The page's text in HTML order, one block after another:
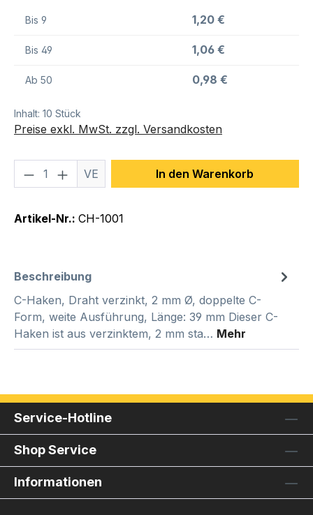
Bis 9 1,20 €
Bis 49 1,06 €
Ab 50 0,98 €
Inhalt: 10 Stück
Preise exkl. MwSt. zzgl. Versandkosten
Produkt Anzahl: Gib den
VE In den Warenkorb
Artikel-Nr.: CH-1001
Beschreibung
C-Haken, Draht verzinkt, 2 mm Ø, doppelte C-
Form, weite Ausführung, Länge: 39 mm Dieser C-
Haken ist aus verzinktem, 2 mm sta… Mehr
Service-Hotline
Shop Service
Informationen